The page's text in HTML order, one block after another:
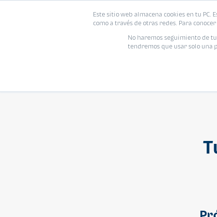
Este sitio web almacena cookies en tu
como a través de otras redes. Para
No haremos seguimiento de
tendremos que usar solo una